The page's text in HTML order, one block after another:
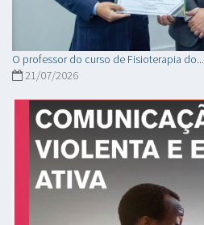
O professor do curso de Fisioterapia do...
21/07/2026